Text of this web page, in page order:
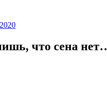
что сена